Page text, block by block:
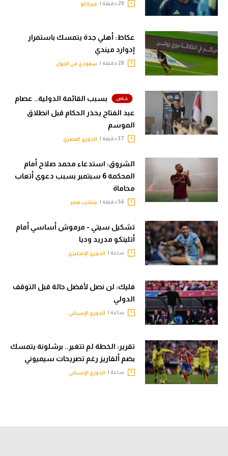
ميركاتو
عكاظ: أهلي جدة يتمسك باستمرار
إدوارد ميندي
سعودي في الجول
بسبب القائمة الدولية.. عصام
عبد الفتاح يحذر الحكام قبل انطلاق
الموسم
الدوري المصري
الشروق: استدعاء محمد صلاح أمام
المحكمة 6 سبتمبر بسبب دعوى أتعاب
محاماة
منتخب مصر
تشكيل سيتي - مرموش أساسي أمام
أتليتكو مدريد وديا
ساعة | الدوري الإنجليزي
فليك: لن نصل لأفضل حالة قبل التوقف
الدولي
ساعة | الدوري الإسباني
تقرير: الخطة لم تتغير.. برشلونة يتمسك
بضم ألفاريز رغم تصريحات سيميوني
ساعة | الدوري الإسباني